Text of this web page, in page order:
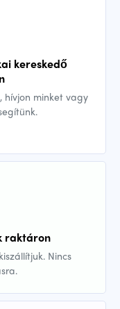
kereskedő
hívjon minket vagy
raktáron
Nincs